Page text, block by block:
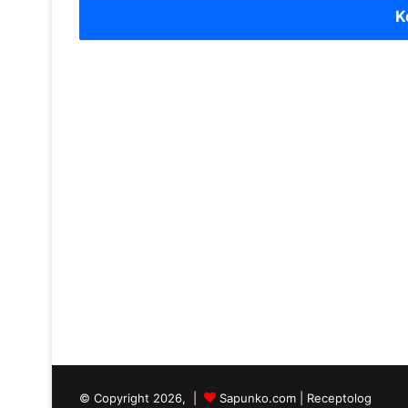
© Copyright 2026, | Sapunko.com Receptolog